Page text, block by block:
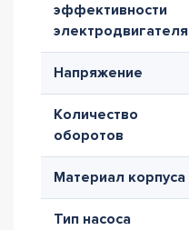
эффективности
электродвигателя
Напряжение
Количество
оборотов
Материал корпуса
Тип насоса